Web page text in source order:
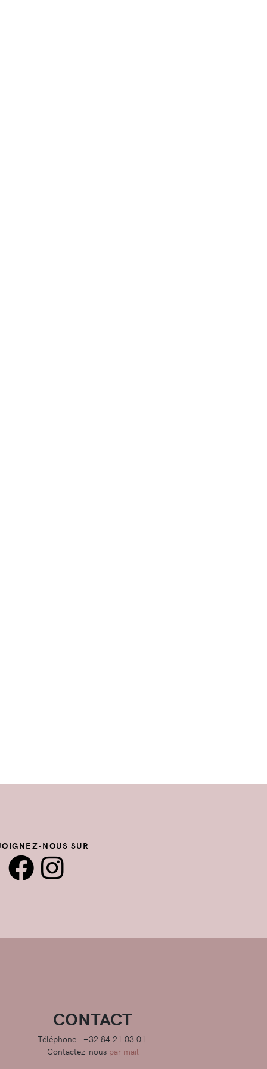
NOUS SUR
CONTACT
Téléphone : +32 84 21 03 01
Contactez-nous par mail